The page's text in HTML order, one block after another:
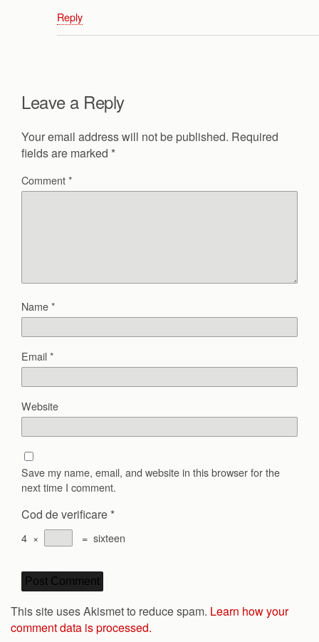
Reply
Leave a Reply
Your email address will not be published. Required
fields are marked *
Comment*
Name*
Email*
Website
Save my name, email, and website in this browser for the
next time I comment.
Cod de verificare *
4 × = sixteen
This site uses Akismet to reduce spam. Learn how your
comment data is processed.